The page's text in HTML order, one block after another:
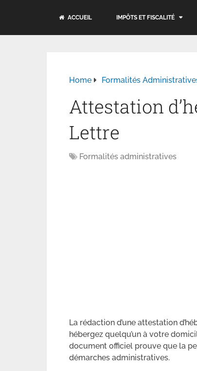
ACCUEIL IMPÔTS ET FISCALITÉ
Home Formalités
Attestation
Lettre
Formalités administratives
La rédaction d’une attestation
hébergez quelqu’un à votre
document officiel prouve que la
démarches administratives.